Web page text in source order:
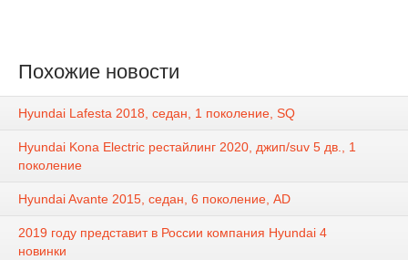
Похожие новости
Hyundai Lafesta 2018, седан, 1 поколение, SQ
Hyundai Kona Electric рестайлинг 2020, джип/suv 5 дв., 1
поколение
Hyundai Avante 2015, седан, 6 поколение, AD
2019 году представит в России компания Hyundai 4
новинки